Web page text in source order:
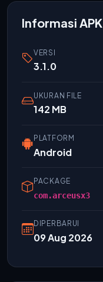
Informasi APK
VERSI
3.1.0
UKURAN FILE
142 MB
PLATFORM
Android
PACKAGE
com.arceusx3
DIPERBARUI
09 Aug 2026